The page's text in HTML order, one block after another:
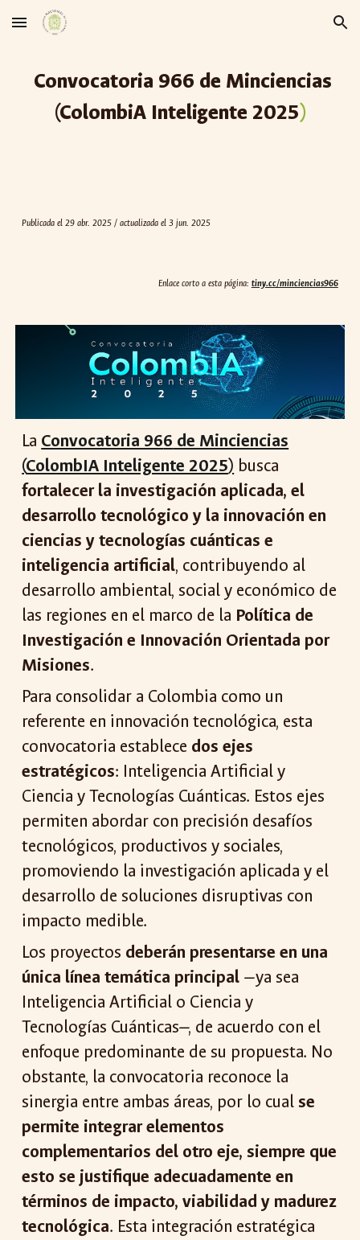
Skip to main content Skip to navigation
Convocatoria 966 de Minciencias
(ColombiA Inteligente 2025)
Publicada el29 abr. 2025 / actualizada el 3 jun. 2025
Enlace corto a esta página: tiny.cc/minciencias966
La Convocatoria 966 de Minciencias
(ColombIA Inteligente 2025) busca
fortalecer la investigación aplicada, el
desarrollo tecnológico y la innovación en
ciencias y tecnologías cuánticas e
inteligencia artificial, contribuyendo al
desarrollo ambiental, social y económico de
las regiones en el marco de la Política de
Investigación e Innovación Orientada por
Misiones.
Para consolidar a Colombia como un
referente en innovación tecnológica, esta
convocatoria establece dos ejes
estratégicos: Inteligencia Artificial y
Ciencia y Tecnologías Cuánticas. Estos ejes
permiten abordar con precisión desafíos
tecnológicos, productivos y sociales,
promoviendo la investigación aplicada y el
desarrollo de soluciones disruptivas con
impacto medible.
Los proyectos deberán presentarse en una
única línea temática principal —ya sea
Inteligencia Artificial o Ciencia y
Tecnologías Cuánticas—, de acuerdo con el
enfoque predominante de su propuesta. No
obstante, la convocatoria reconoce la
sinergia entre ambas áreas, por lo cual se
permite integrar elementos
complementarios del otro eje, siempre que
esto se justifique adecuadamente en
términos de impacto, viabilidad y madurez
tecnológica. Esta integración estratégica